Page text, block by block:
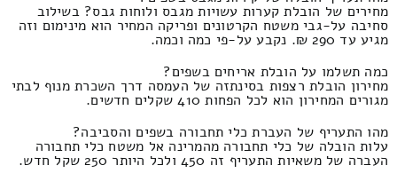
מחירים של הובלת קערות עשויות מגבס ולוחות גבס? בשילוב
סחיבה על-גבי משטח הקרטונים ופריקה המחיר הוא מינימום וזה
מגיע עד 290 ₪. נקבע על-פי כמה וכמה.
כמה תשלמו על הובלת אריחים בשפים?
מחירון הובלת רצפות בסינתזה של העמסה דרך השכרת מנוף לבתי
מגורים המחירון הוא לכל הפחות 410 שקלים חדשים.
מהו התעריף של העברת כלי תחבורה בשפים והסביבה?
עלות הובלה של כלי תחבורה מהמרינה אל משטח כלי תחבורה
העברה של משאיות התעריף זה 450 ולכל היותר 250 שקל חדש.